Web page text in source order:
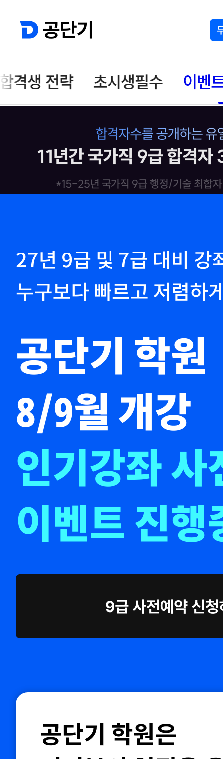
공단기
합격생 전략 초시생필수 이벤